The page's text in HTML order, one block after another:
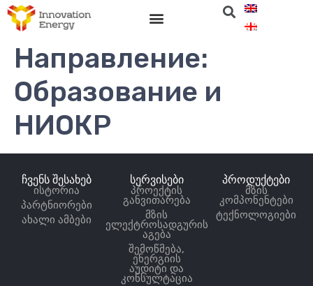
Направление:
Образование и
НИОКР
ჩვენს შესახებ
ისტორია
პარტნიორები
ახალი ამბები
სერვისები
პროექტის
განვითარება
მზის
ელექტროსადგურის
აგება
შემოწმება,
ენერგიის
აუდიტი და
კონსულტაცია
პროდუქტები
მზის
კომპონენტები
ტექნოლოგიები